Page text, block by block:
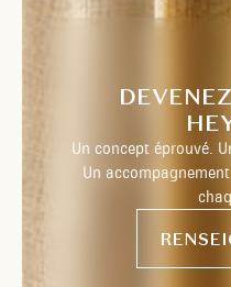
Un concept éprouvé.
Un